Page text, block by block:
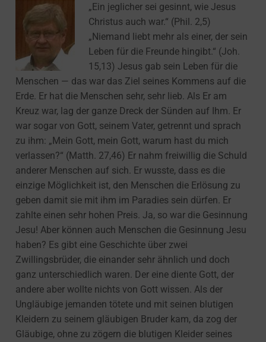
„Ein jeglicher sei gesinnt, wie Jesus
Christus auch war.“ (Phil. 2,5)
„Niemand liebt mehr als einer, der sein
Leben für die Freunde hingibt.“ (Joh.
15,13) Jesus gab sein Leben für die
Menschen — das war das Ziel seines Kommens auf die
Erde. Er hat die Menschen sehr, sehr lieb. Als Er am
Kreuz war, lag der ganze Dreck der Sünden auf Ihm. Er
war sogar von Gott, seinem Vater, getrennt und sprach
zu ihm: „Mein Gott, mein Gott, warum hast du mich
verlassen?“ (Matth. 27,46) Er nahm freiwillig die Schuld
anderer Menschen auf sich. Er wusste, dass es die
einzige Möglichkeit ist, den Menschen die Erlösung zu
geben damit sie mit ihm im Paradies sein dürfen. Er
zahlte einen sehr hohen Preis. Ja, so war die Gesinnung
Jesu! Aber können auch Menschen die Gesinnung Jesu
haben? Es gibt eine Geschichte über zwei
Zwillingsbrüder, die einander sehr ähnlich und doch
ganz unterschiedlich waren. Der eine diente Gott, der
andere aber wollte nichts von Gott wissen. Als der
Ungläubige jemanden tötete und mit seinen blutigen
Kleidern zu seinem gläubigen Bruder kam, da zog der
Gläubige, ohne zu zögern die blutigen Kleider seines